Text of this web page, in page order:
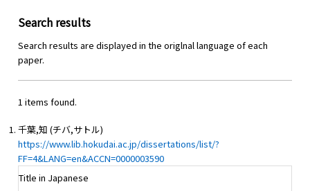
Search results
Search results are displayed in the origlnal language of each
paper.
1 items found.
千葉,知 (チバ,サトル)
https://www.lib.hokudai.ac.jp/dissertations/list/?
FF=4&LANG=en&ACCN=0000003590
Title in Japanese